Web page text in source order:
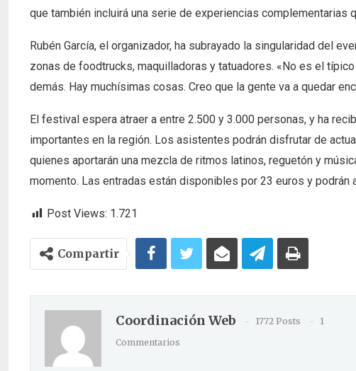
que también incluirá una serie de experiencias complementarias
Rubén García, el organizador, ha subrayado la singularidad del
zonas de foodtrucks, maquilladoras y tatuadores. «No es el
demás. Hay muchísimas cosas. Creo que la gente va a quedar
El festival espera atraer a entre 2.500 y 3.000 personas, y ha
importantes en la región. Los asistentes podrán disfrutar de
quienes aportarán una mezcla de ritmos latinos, reguetón y
momento. Las entradas están disponibles por 23 euros y
Post Views: 1.721
Compartir
Coordinación Web 1772 Posts
1
Commentarios